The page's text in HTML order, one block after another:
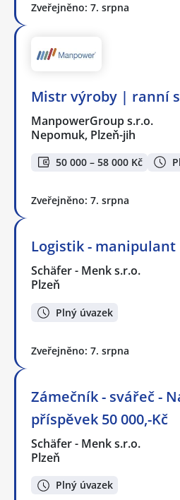
Zveřejněno: 7. srpna
Mistr výroby | ranní
ManpowerGroup s.r.o.
Nepomuk, Plzeň-jih
50 000 – 58 000 Kč
Zveřejněno: 7. srpna
Logistik - manipulant
Schäfer - Menk s.r.o.
Plzeň
Plný úvazek
Zveřejněno: 7. srpna
Zámečník - svářeč -
příspěvek 50 000,-Kč
Schäfer - Menk s.r.o.
Plzeň
Plný úvazek